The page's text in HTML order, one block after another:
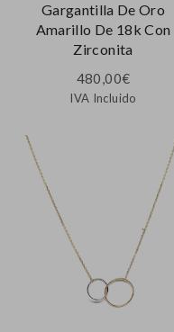
Gargantilla De Oro
Amarillo De 18k Con
Zirconita
480,00€
IVA Incluido